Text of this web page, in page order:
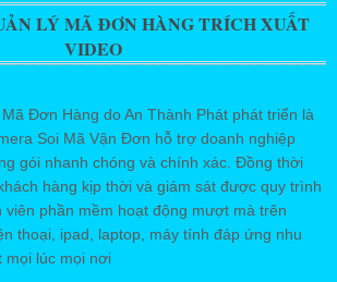
LÝ MÃ ĐƠN HÀNG TRÍCH XUẤT
VIDEO
Đơn Hàng do An Thành Phát phát triển là
Soi Mã Vận Đơn hỗ trợ doanh nghiệp
gói nhanh chóng và chính xác. Đồng thời
hàng kịp thời và giám sát được quy trình
viên phần mềm hoạt động mượt mà trên
thoại, ipad, laptop, máy tính đáp ứng nhu
mọi lúc mọi nơi